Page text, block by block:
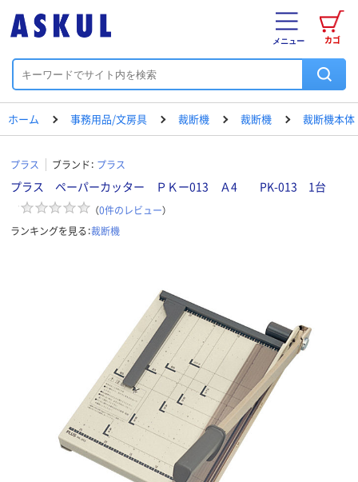
カゴ
メニュー
ホーム 事務用品/文房具 裁断機 裁断機 裁断機本体
プラス ブランド： プラス
プラス ペーパーカッター ＰＫー013 Ａ4 PK-013 1台
（0件のレビュー）
ランキングを見る：裁断機